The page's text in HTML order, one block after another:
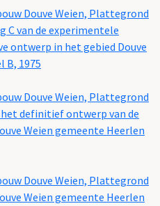
Douve Weien, Plattegrond
C van de experimentele
ontwerp in het gebied Douve
B, 1975
Douve Weien, Plattegrond
definitief ontwerp van de
Weien gemeente Heerlen
Douve Weien, Plattegrond
Weien gemeente Heerlen